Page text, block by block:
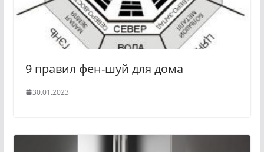
9 правил фен-шуй для дома
30.01.2023